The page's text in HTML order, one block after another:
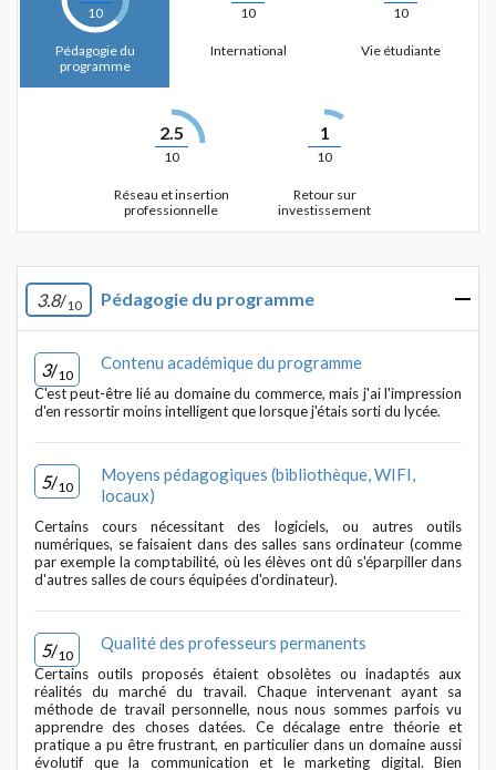
10
Pédagogie du
programme
10
International
10
Vie étudiante
2.5
10
Réseau et insertion
professionnelle
1
10
Retour sur
investissement
3.8/10 Pédagogie du programme
3/10
Contenu académique du programme
C'est peut-être lié au domaine du commerce, mais j'ai l'impression
d'en ressortir moins intelligent que lorsque j'étais sorti du lycée.
5/10
Moyens pédagogiques (bibliothèque, WIFI,
locaux)
Certains cours nécessitant des logiciels, ou autres outils
numériques, se faisaient dans des salles sans ordinateur (comme
par exemple la comptabilité, où les élèves ont dû s'éparpiller dans
d'autres salles de cours équipées d'ordinateur).
5/10
Qualité des professeurs permanents
Certains outils proposés étaient obsolètes ou inadaptés aux
réalités du marché du travail. Chaque intervenant ayant sa
méthode de travail personnelle, nous nous sommes parfois vu
apprendre des choses datées. Ce décalage entre théorie et
pratique a pu être frustrant, en particulier dans un domaine aussi
évolutif que la communication et le marketing digital. Bien